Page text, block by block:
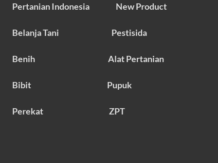
Pertanian Indonesia New Product
Belanja Tani Pestisida
Benih Alat Pertanian
Bibit Pupuk
Perekat ZPT